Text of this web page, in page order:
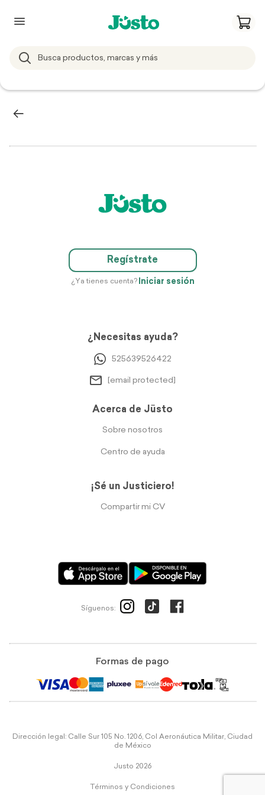
Regístrate
¿Ya tienes cuenta? Iniciar sesión
¿Necesitas ayuda?
525639526422
[email protected]
Acerca de Jüsto
Sobre nosotros
Centro de ayuda
¡Sé un Justiciero!
Compartir mi CV
Síguenos:
Formas de pago
Dirección legal: Calle Sur 105 No. 1206, Col Aeronáutica Militar, Ciudad
de México
Justo 2026
Términos y Condiciones